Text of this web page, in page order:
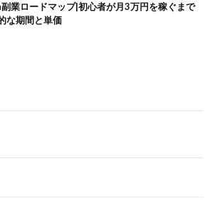
業ロードマップ|初心者が月3万円を稼ぐまで
な期間と単価